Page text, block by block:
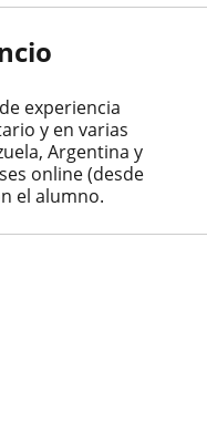
experiencia
y en varias
Argentina y
online (desde
el alumno.